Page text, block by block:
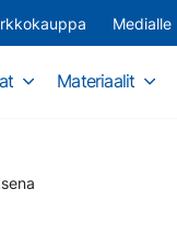
Medialle
Materiaalit